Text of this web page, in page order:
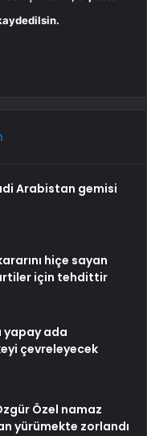
Arabistan gemisi
hiçe sayan
için tehdittir
yapay ada
çevreleyecek
Özel namaz
yürümekte zorlandı